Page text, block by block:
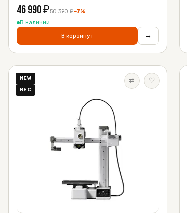
46 990₽50 390₽−7%
В наличии
В корзину+ →
NEW
REC
⇄ ♡